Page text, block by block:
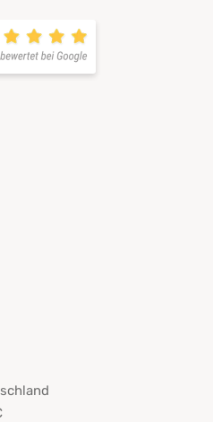
öffnet in neuem Fenster
Fenster
Fenster
Fenster